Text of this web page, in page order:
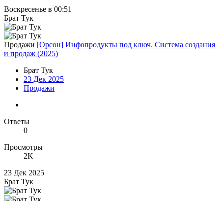
Воскресенье в 00:51
Брат Тук
Продажи [Орсон] Инфопродукты под ключ. Система создания
и продаж (2025)
Брат Тук
23 Дек 2025
Продажи
Ответы
0
Просмотры
2K
23 Дек 2025
Брат Тук